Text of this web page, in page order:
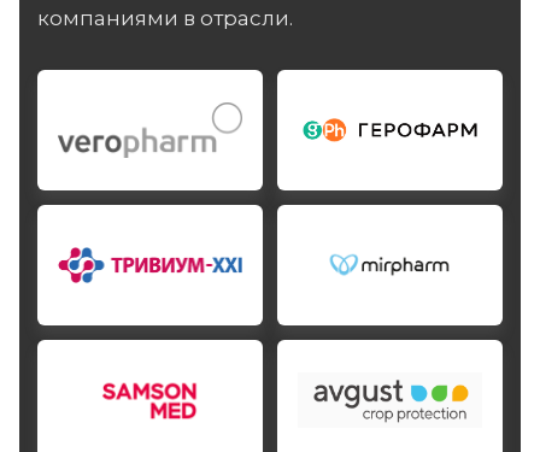
компаниями в отрасли.